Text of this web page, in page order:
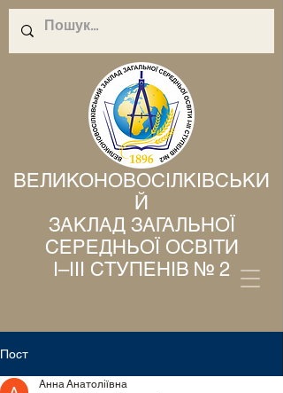
ВЕЛИКОНОВОСІЛКІВСЬКИ
Й
ЗАКЛАД ЗАГАЛЬНОЇ
СЕРЕДНЬОЇ ОСВІТИ
І–ІІІ СТУПЕНІВ № 2
Пост
Анна Анатоліївна